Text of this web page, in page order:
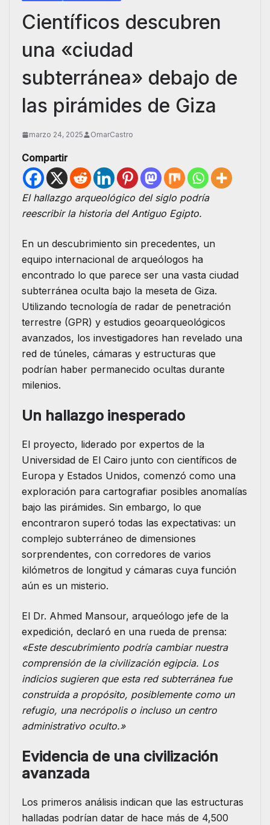
Científicos descubren
una «ciudad
subterránea» debajo de
las pirámides de Giza
marzo 24, 2025 OmarCastro
Compartir
El hallazgo arqueológico del siglo podría
reescribir la historia del Antiguo Egipto.
En un descubrimiento sin precedentes, un
equipo internacional de arqueólogos ha
encontrado lo que parece ser una vasta ciudad
subterránea oculta bajo la meseta de Giza.
Utilizando tecnología de radar de penetración
terrestre (GPR) y estudios geoarqueológicos
avanzados, los investigadores han revelado una
red de túneles, cámaras y estructuras que
podrían haber permanecido ocultas durante
milenios.
Un hallazgo inesperado
El proyecto, liderado por expertos de la
Universidad de El Cairo junto con científicos de
Europa y Estados Unidos, comenzó como una
exploración para cartografiar posibles anomalías
bajo las pirámides. Sin embargo, lo que
encontraron superó todas las expectativas: un
complejo subterráneo de dimensiones
sorprendentes, con corredores de varios
kilómetros de longitud y cámaras cuya función
aún es un misterio.
El Dr. Ahmed Mansour, arqueólogo jefe de la
expedición, declaró en una rueda de prensa:
«Este descubrimiento podría cambiar nuestra
comprensión de la civilización egipcia. Los
indicios sugieren que esta red subterránea fue
construida a propósito, posiblemente como un
refugio, una necrópolis o incluso un centro
administrativo oculto.»
Evidencia de una civilización
avanzada
Los primeros análisis indican que las estructuras
halladas podrían datar de hace más de 4,500